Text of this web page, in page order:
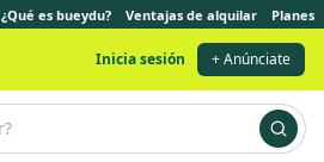
¿Qué es bueydu? Ventajas de alquilar Planes
Inicia sesión + Anúnciate